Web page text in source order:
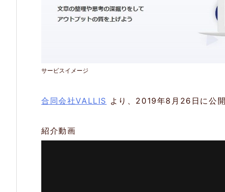
2.
に
え
サービスイメージ
合同会社VALLIS より、2019年8月26日に公
紹介動画